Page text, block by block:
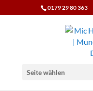
0179 29 80 363
Seite wählen